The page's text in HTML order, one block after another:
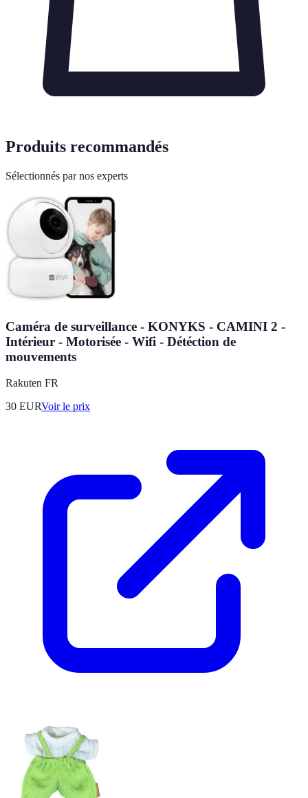
Produits recommandés
Sélectionnés par nos experts
Caméra de surveillance - KONYKS - CAMINI 2 -
Intérieur - Motorisée - Wifi - Détéction de
mouvements
Rakuten FR
30 EURVoir le prix